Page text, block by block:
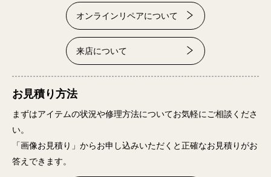
オンラインリペアについて
来店について
お見積り方法
まずはアイテムの状況や修理方法についてお気軽にご相談くださ
い。
「画像お見積り」からお申し込みいただくと正確なお見積りがお
答えできます。